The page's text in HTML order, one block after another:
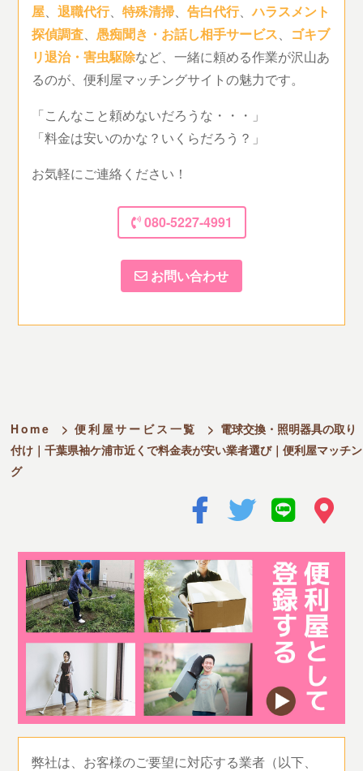
屋、退職代行、特殊清掃、告白代行、ハラスメント
探偵調査、愚痴聞き・お話し相手サービス、 ゴキブ
リ退治・害虫駆除など、一緒に頼める作業が沢山あ
るのが、便利屋マッチングサイトの魅力です。
「こんなこと頼めないだろうな・・・」
「料金は安いのかな？いくらだろう？」
お気軽にご連絡ください！
080-5227-4991
お問い合わせ
Home > 便利屋サービス一覧 > 電球交換・照明器具の取り
付け｜千葉県袖ケ浦市近くで料金表が安い業者選び｜便利屋マッチン
グ
弊社は、お客様のご要望に対応する業者（以下、